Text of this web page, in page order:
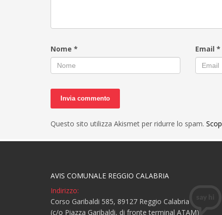
Nome * Email*
Questo sito utilizza Akismet per ridurre lo spam.
AVIS COMUNALE REGGIO CALABRIA
Indirizzo:
Corso Garibaldi 585, 89127 Reggio Calabria
(c/o Piazza Garibaldi, di fronte terminal ATAM)